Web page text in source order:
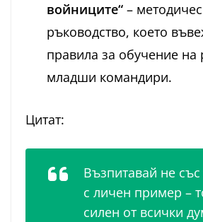
войниците“ –
ръководство, което
правила за обучение на
младши командири.
Цитат:
Възпитавай не
с личен пример –
силен от всички